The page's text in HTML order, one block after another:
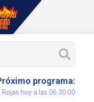
programa:
hoy a las 06:30:00